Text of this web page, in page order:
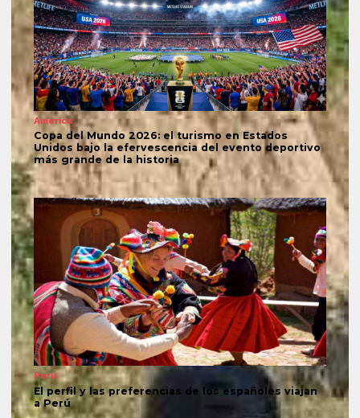
América
Copa del Mundo 2026: el turismo en Estados
Unidos bajo la efervescencia del evento deportivo
más grande de la historia
Perú
El perfil y las preferencias de los españoles viajan
a Perú